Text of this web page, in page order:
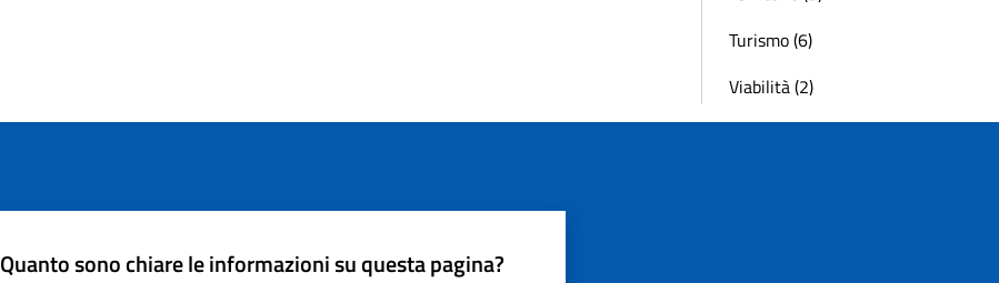
Turismo (6)
Viabilità (2)
Quanto sono chiare le informazioni su questa pagina?